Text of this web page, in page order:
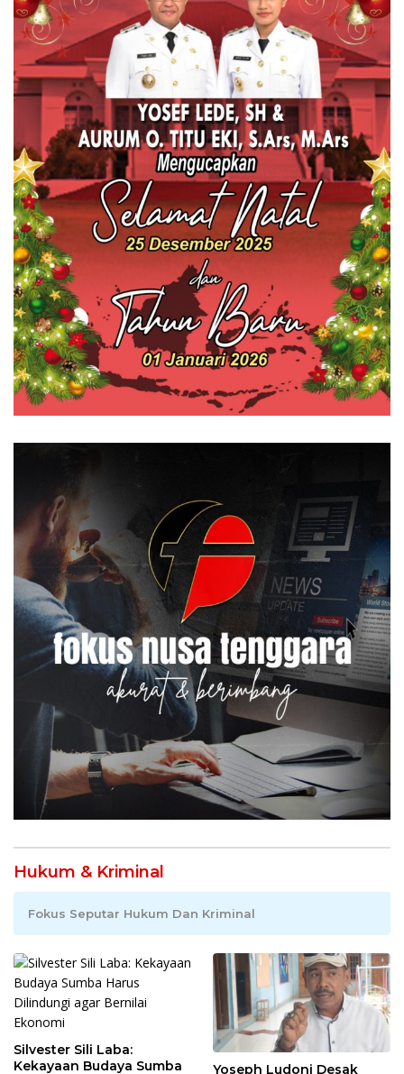
Hukum & Kriminal
Fokus Seputar Hukum Dan Kriminal
Silvester Sili Laba:
Kekayaan Budaya Sumba
Yoseph Ludoni Desak